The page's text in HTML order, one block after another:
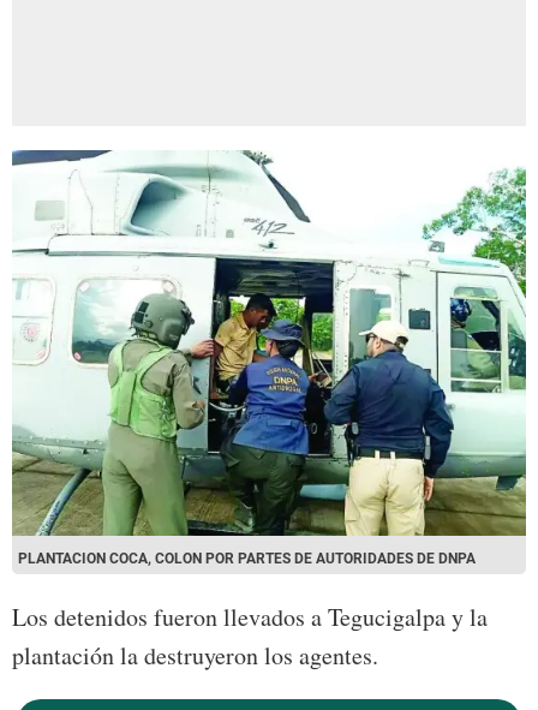
PLANTACION COCA, COLON POR PARTES DE AUTORIDADES DE DNPA
Los detenidos fueron llevados a Tegucigalpa y la
plantación la destruyeron los agentes.